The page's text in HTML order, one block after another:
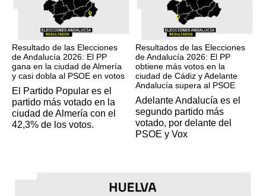
Resultado de las Elecciones
de Andalucía 2026: El PP
gana en la ciudad de Almería
y casi dobla al PSOE en votos
El Partido Popular es el
partido más votado en la
ciudad de Almería con el
42,3% de los votos.
Resultados de las Elecciones
de Andalucía 2026: El PP
obtiene más votos en la
ciudad de Cádiz y Adelante
Andalucía supera al PSOE
Adelante Andalucía es el
segundo partido más
votado, por delante del
PSOE y Vox